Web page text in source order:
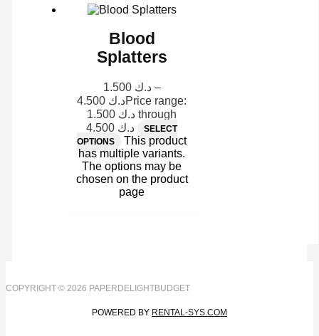
Blood
Splatters
د.ك 1.500
–
د.كPrice range:
د.ك 1.500 through
د.ك 4.500
SELECT
OPTIONS
This product
has multiple variants.
The options may be
chosen on the product
page
COPYRIGHT © 2026 PAPERDELIGHTBUDGET
POWERED BY RENTAL-SYS.COM